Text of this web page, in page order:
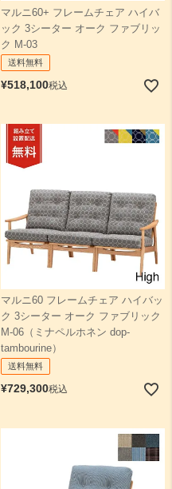
マルニ60+ フレームチェア ハイバ
ック 3シーター オーク ファブリッ
ク M-03
送料無料
¥518,100税込
マルニ60 フレームチェア ハイバッ
ク 3シーター オーク ファブリック
M-06（ミナペルホネン dop-
tambourine）
送料無料
¥729,300税込